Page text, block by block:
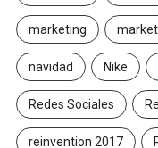
marketing
navidad Nike
Redes Sociales
reinvention 2017